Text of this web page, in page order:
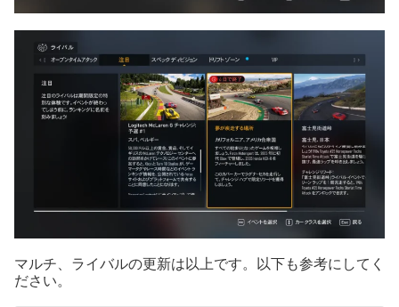
マルチ、ライバルの更新は以上です。以下も参考にしてく
ださい。